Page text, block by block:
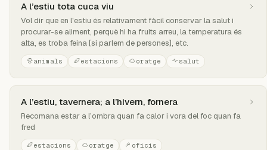
A l’estiu tota cuca viu
Vol dir que en l'estiu és relativament fàcil conservar la salut i
procurar-se aliment, perquè hi ha fruits arreu, la temperatura és
alta, es troba feina [si parlem de persones], etc.
animals estacions oratge salut
A l’estiu, tavernera; a l’hivern, fornera
Recomana estar a l’ombra quan fa calor i vora del foc quan fa
fred
estacions oratge oficis